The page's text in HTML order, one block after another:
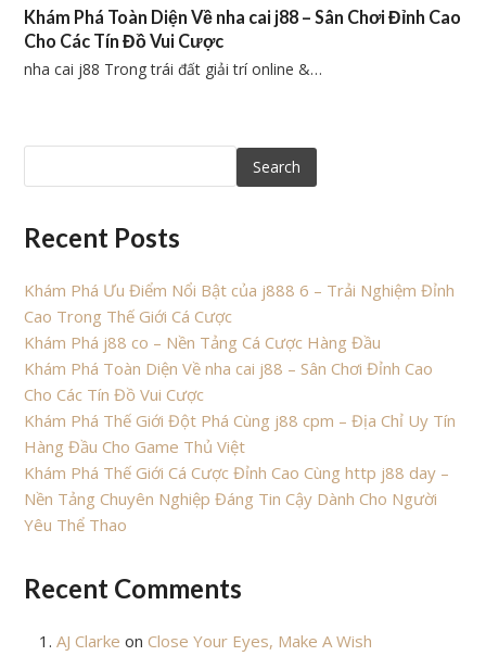
Khám Phá Toàn Diện Về nha cai j88 – Sân Chơi Đỉnh Cao
Cho Các Tín Đồ Vui Cược
nha cai j88 Trong trái đất giải trí online &…
Search
Recent Posts
Khám Phá Ưu Điểm Nổi Bật của j888 6 – Trải Nghiệm Đỉnh
Cao Trong Thế Giới Cá Cược
Khám Phá j88 co – Nền Tảng Cá Cược Hàng Đầu
Khám Phá Toàn Diện Về nha cai j88 – Sân Chơi Đỉnh Cao
Cho Các Tín Đồ Vui Cược
Khám Phá Thế Giới Đột Phá Cùng j88 cpm – Địa Chỉ Uy Tín
Hàng Đầu Cho Game Thủ Việt
Khám Phá Thế Giới Cá Cược Đỉnh Cao Cùng http j88 day –
Nền Tảng Chuyên Nghiệp Đáng Tin Cậy Dành Cho Người
Yêu Thể Thao
Recent Comments
AJ Clarke on Close Your Eyes, Make A Wish